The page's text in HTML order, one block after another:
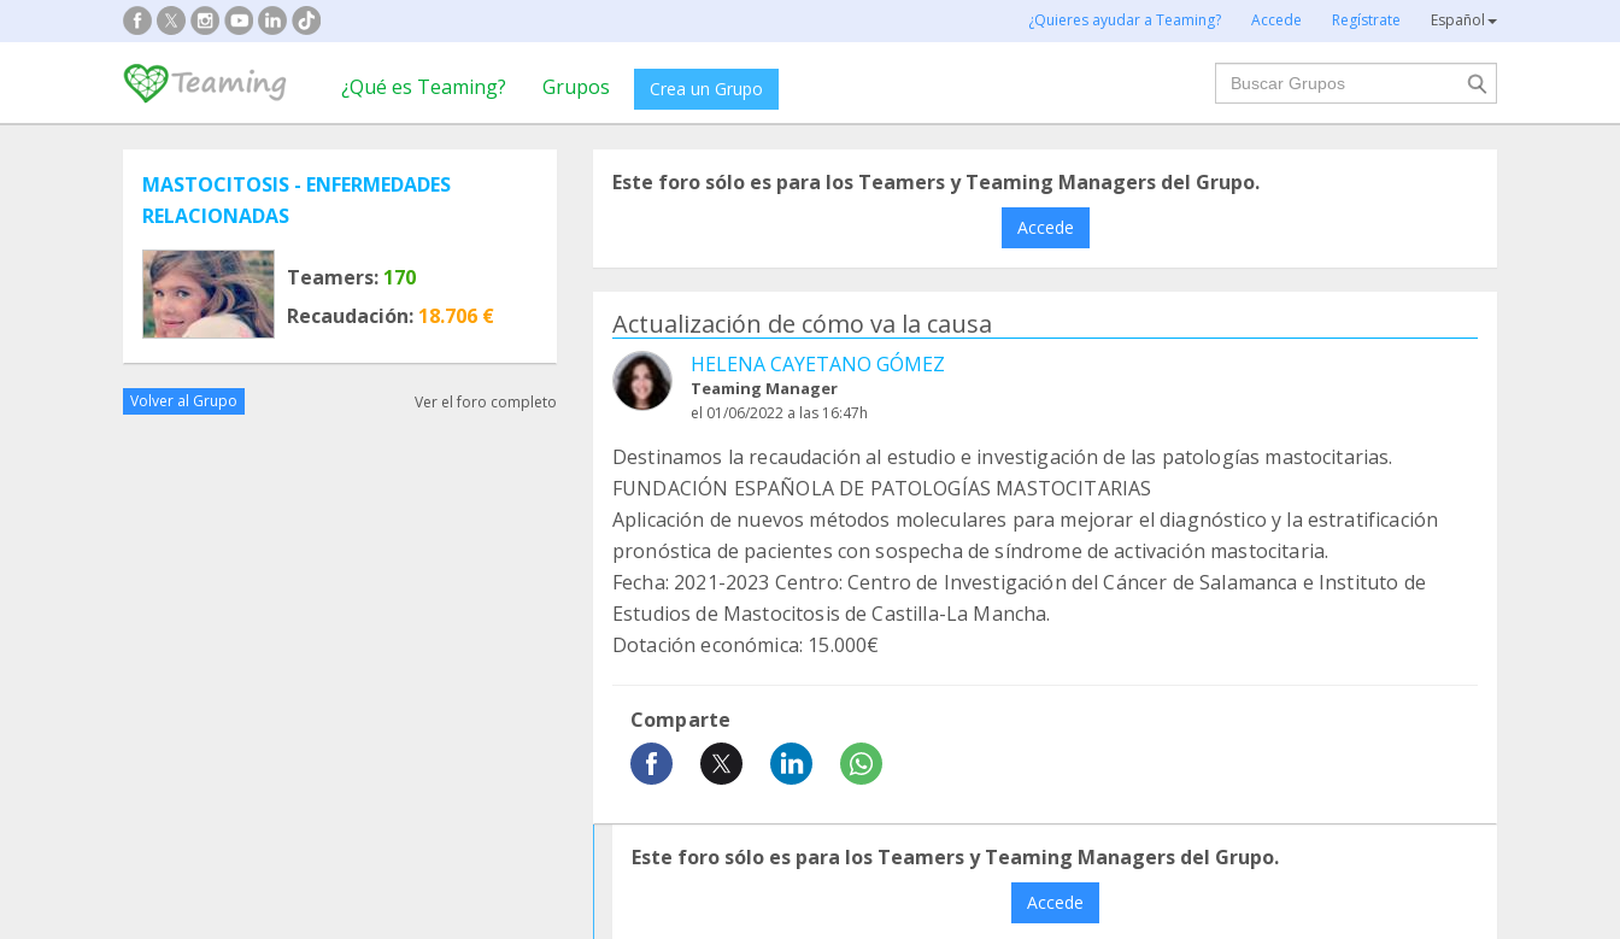
¿Quieres ayudar a Teaming? Accede Regístrate Español
¿Qué es Teaming? Grupos Crea un Grupo
Buscar
MASTOCITOSIS - ENFERMEDADES
RELACIONADAS
Teamers: 170
Recaudación: 18.706 €
Volver al Grupo Ver el foro completo
Este foro sólo es para los Teamers y Teaming Managers del Grupo.
Accede
Actualización de cómo va la causa
HELENA CAYETANO GÓMEZ
Teaming Manager
el 01/06/2022 a las 16:47h
Destinamos la recaudación al estudio e investigación de las patologías mastocitarias.
FUNDACIÓN ESPAÑOLA DE PATOLOGÍAS MASTOCITARIAS
Aplicación de nuevos métodos moleculares para mejorar el diagnóstico y la estratificación
pronóstica de pacientes con sospecha de síndrome de activación mastocitaria.
Fecha: 2021-2023 Centro: Centro de Investigación del Cáncer de Salamanca e Instituto de
Estudios de Mastocitosis de Castilla-La Mancha.
Dotación económica: 15.000€
Comparte
Este foro sólo es para los Teamers y Teaming Managers del Grupo.
Accede